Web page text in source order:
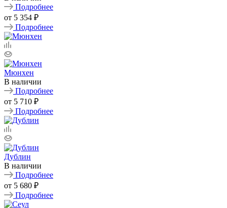
Подробнее
от 5 354 ₽
Подробнее
Мюнхен
В наличии
Подробнее
от 5 710 ₽
Подробнее
Дублин
В наличии
Подробнее
от 5 680 ₽
Подробнее